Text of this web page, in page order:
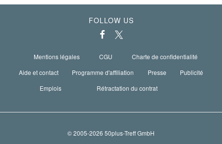
FOLLOW US
Mentions légales CGU
Charte de confidentialité
Aide et contact
Programme d'affiliation Presse
Publicité
Emplois
Rétractation du contrat
© 2005-2026 50plus-Treff GmbH